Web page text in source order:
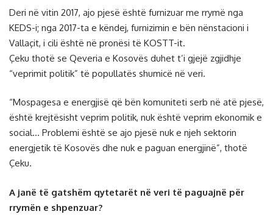
Deri në vitin 2017, ajo pjesë është furnizuar me rrymë nga
KEDS-i; nga 2017-ta e këndej, furnizimin e bën nënstacioni i
Vallaçit, i cili është në pronësi të KOSTT-it.
Çeku thotë se Qeveria e Kosovës duhet t’i gjejë zgjidhje
“veprimit politik” të popullatës shumicë në veri.
“Mospagesa e energjisë që bën komuniteti serb në atë pjesë,
është krejtësisht veprim politik, nuk është veprim ekonomik e
social… Problemi është se ajo pjesë nuk e njeh sektorin
energjetik të Kosovës dhe nuk e paguan energjinë”, thotë
Çeku.
A janë të gatshëm qytetarët në veri të paguajnë për
rrymën e shpenzuar?